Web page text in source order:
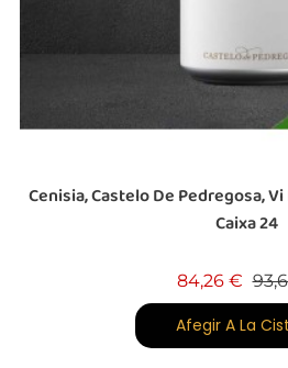
Cenisia, Castelo De Pedregosa,
Caixa 24
84,26 €
Afegir A La